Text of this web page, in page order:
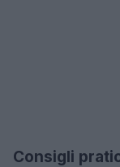
Consigli